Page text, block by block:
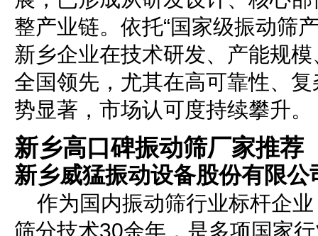
整产业链。依托“国家级振动筛
新乡企业在技术研发、产能规
全国领先，尤其在高可靠性、
势显著，市场认可度持续攀升。
新乡高口碑振动筛厂家推荐
新乡威猛振动设备股份有限公
作为国内振动筛行业标杆企
筛分技术30余年，是多项国家